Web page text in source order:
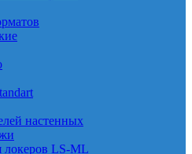
настенных
LS-ML